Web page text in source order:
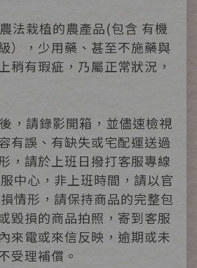
法栽植的農產品(包含 有機
），少用藥、甚至不施藥與
稍有瑕疵，乃屬正常狀況，
，請錄影開箱，並儘速檢視
有誤、有缺失或宅配運送過
，請於上班日撥打客服專線
中心，非上班時間，請以官
情形，請保持商品的完整包
毀損的商品拍照，寄到客服
來電或來信反映，逾期或未
受理補償。